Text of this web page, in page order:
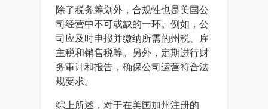
除了税务筹划外，合规性也是美国公
司经营中不可或缺的一环。例如，公
司应及时申报并缴纳所需的州税、雇
主税和销售税等。另外，定期进行财
务审计和报告，确保公司运营符合法
规要求。
综上所述，对于在美国加州注册的